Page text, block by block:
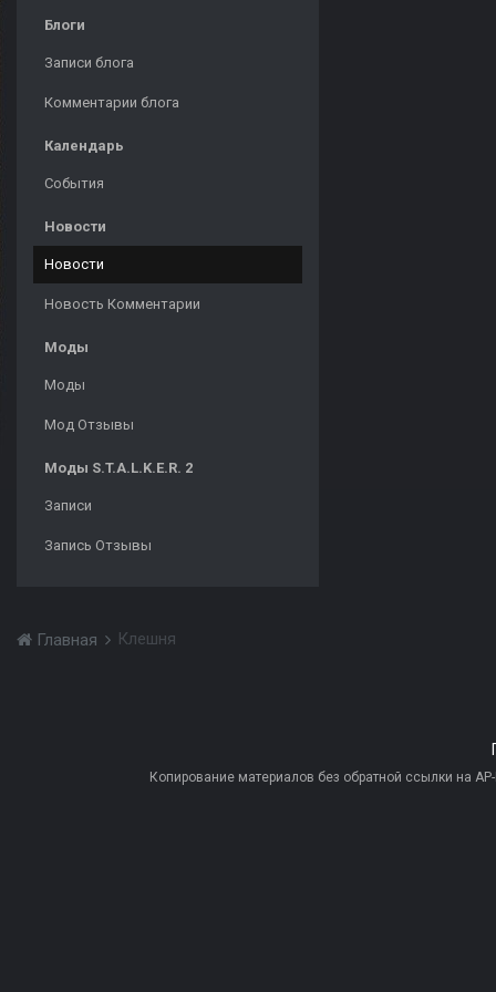
Блоги
Записи блога
Комментарии блога
Календарь
События
Новости
Новости
Новость Комментарии
Моды
Моды
Мод Отзывы
Моды S.T.A.L.K.E.R. 2
Записи
Запись Отзывы
Главная Клешня
Копирование материалов без обратной ссылки на